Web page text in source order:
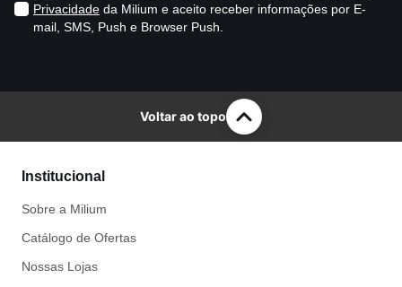
Privacidade da Milium e aceito receber informações por E-
mail, SMS, Push e Browser Push.
Voltar ao topo
Institucional
Sobre a Milium
Catálogo de Ofertas
Nossas Lojas